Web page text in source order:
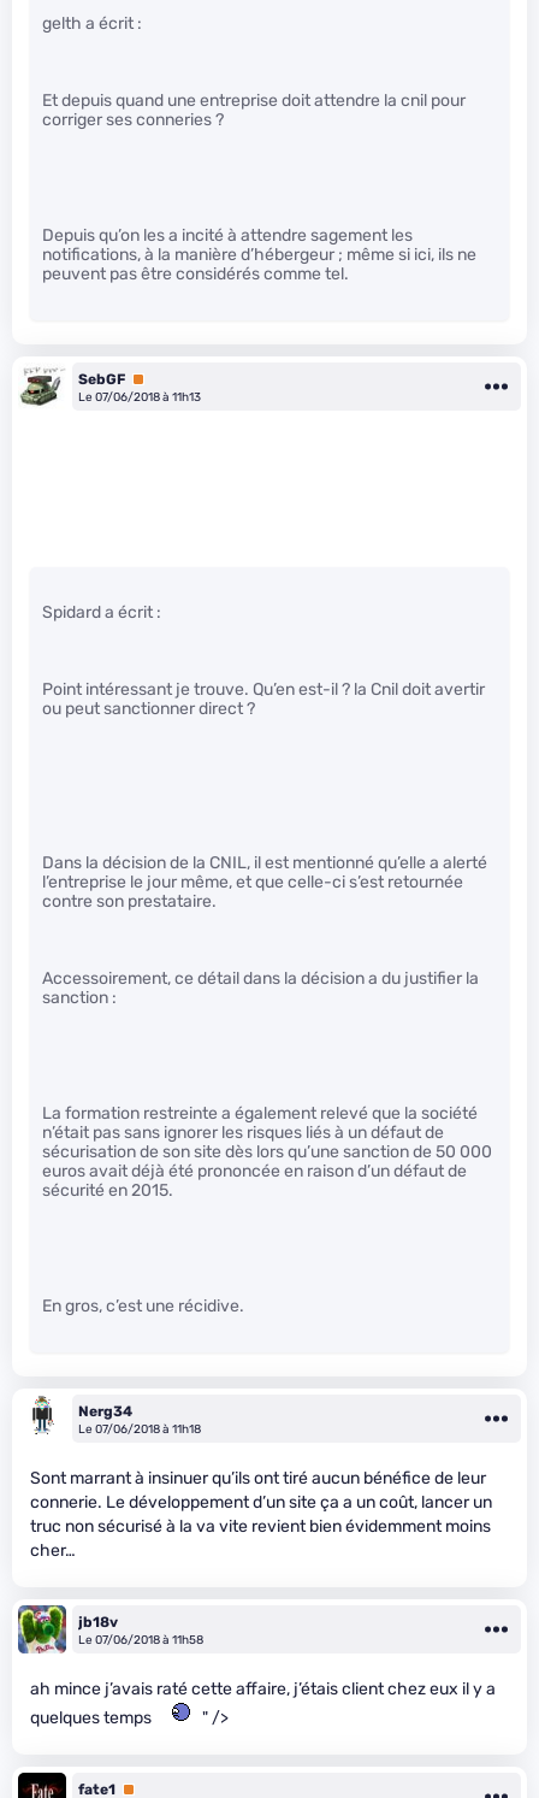
gelth a écrit :
Et depuis quand une entreprise doit attendre la cnil pour
corriger ses conneries ?
Depuis qu’on les a incité à attendre sagement les
notifications, à la manière d’hébergeur ; même si ici, ils ne
peuvent pas être considérés comme tel.
SebGF Premium
Le 07/06/2018 à 11h13
Spidard a écrit :
Point intéressant je trouve. Qu’en est-il ? la Cnil doit avertir
ou peut sanctionner direct ?
Dans la décision de la CNIL, il est mentionné qu’elle a alerté
l’entreprise le jour même, et que celle-ci s’est retournée
contre son prestataire.
Accessoirement, ce détail dans la décision a du justifier la
sanction :
La formation restreinte a également relevé que la société
n’était pas sans ignorer les risques liés à un défaut de
sécurisation de son site dès lors qu’une sanction de 50 000
euros avait déjà été prononcée en raison d’un défaut de
sécurité en 2015.
En gros, c’est une récidive.
Nerg34
Le 07/06/2018 à 11h18
Sont marrant à insinuer qu’ils ont tiré aucun bénéfice de leur
connerie. Le développement d’un site ça a un coût, lancer un
truc non sécurisé à la va vite revient bien évidemment moins
cher…
jb18v
Le 07/06/2018 à 11h58
ah mince j’avais raté cette affaire, j’étais client chez eux il y a
quelques temps
" />
fate1 Premium